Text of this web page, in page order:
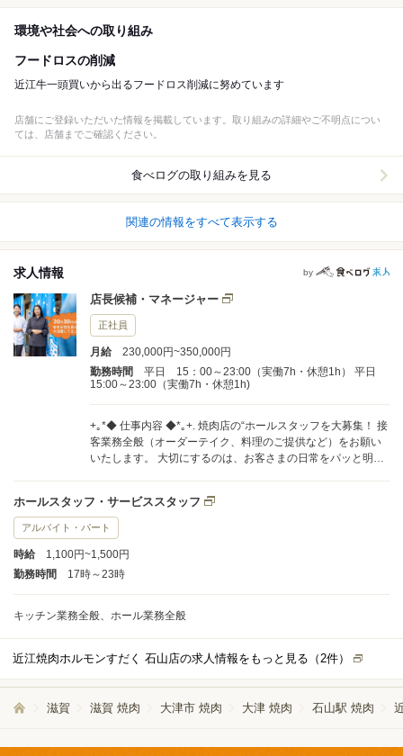
環境や社会への取り組み
フードロスの削減
近江牛一頭買いから出るフードロス削減に努めています
店舗にご登録いただいた情報を掲載しています。取り組みの詳細やご不明点につい
ては、店舗までご確認ください。
食べログの取り組みを見る
関連の情報をすべて表示する
求人情報 by
店長候補・マネージャー
正社員
月給
230,000円~350,000円
勤務時間
平日 15：00～23:00（実働7h・休憩1h） 平日
15:00～23:00（実働7h・休憩1h)
+｡*◆ 仕事内容 ◆*｡+. 焼肉店の“ホールスタッフを大募集！ 接
客業務全般（オーダーテイク、料理のご提供など）をお願い
いたします。 大切にするのは、お客さまの日常をパッと明る
イント ＊＊ ◎お休み充実！安定して働ける環境◎ プライベー
トと両立しやすい《月9日休み》を実現。 「仕事も家庭も大
切にしたい」という方に、ぴったりの環境です。 社内では実
際に、女性スタッフも多数活躍しています！ ◎人や社会に寄
り添う！安心感のある会社◎ SDGsへの取り組みに積極的な
所がここにあります！ スタッフ一人ひとりに寄り添うので、
ライフスタイルが変わっても安心して働けますよ♪ .+｡*◆ こん
な方を歓迎します ◆*｡+. ＊着物での接客を楽しみたい方 ＊人
と接することが好きな方 ＊ワンランク上のおもてなしを身に
つけたい方 ＊安定した働き方を実現させたい方 ひとつでも当
てはまった方は、ぜひ一度お会いしましょう。 ご応募をお待
ちしております♪
ホールスタッフ・サービススタッフ
アルバイト・パート
時給
1,100円~1,500円
勤務時間
17時～23時
キッチン業務全般、ホール業務全般
近江焼肉ホルモンすだく 石山店の求人情報をもっと見る（2件）
滋賀 滋賀 焼肉 大津市 焼肉 大津 焼肉 石山駅 焼肉